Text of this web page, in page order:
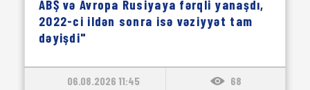
ABŞ və Avropa Rusiyaya fərqli yanaşdı,
2022-ci ildən sonra isə vəziyyət tam
dəyişdi"
06.08.2026 11:45 68